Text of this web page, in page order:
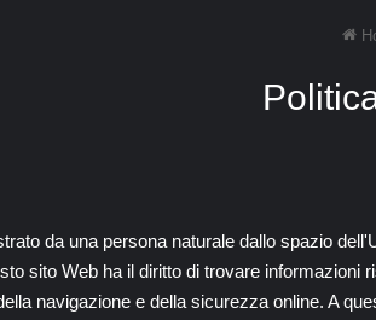
da una persona naturale dallo spazio
sito Web ha il diritto di trovare
navigazione e della sicurezza online. A